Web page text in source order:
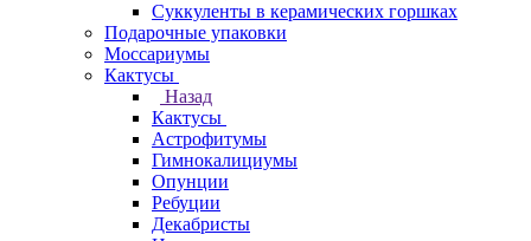
Суккуленты в керамических горшках
Подарочные упаковки
Моссариумы
Кактусы
Назад
Кактусы
Астрофитумы
Гимнокалициумы
Опунции
Ребуции
Декабристы